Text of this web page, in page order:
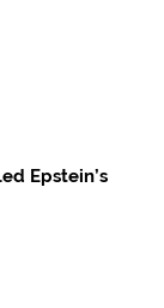
Epstein’s